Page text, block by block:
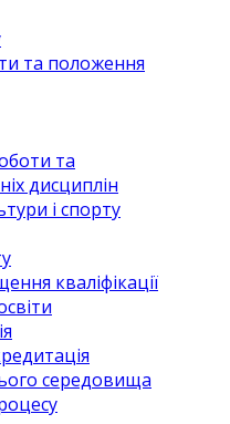
та положення
та
дисциплін
і спорту
кваліфікації
середовища